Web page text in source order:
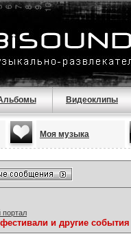
Видеоклипы
Моя музыка
и другие события